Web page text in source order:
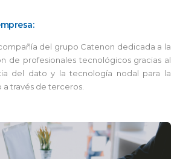
del grupo Catenon dedicada a la
de profesionales tecnológicos gracias al
del dato y la tecnología nodal para la
través de terceros.